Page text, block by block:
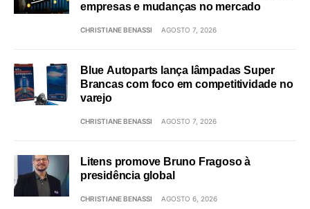
empresas e mudanças no mercado
CHRISTIANE BENASSI AGOSTO 7, 2026
Blue Autoparts lança lâmpadas Super
Brancas com foco em competitividade no
varejo
CHRISTIANE BENASSI AGOSTO 7, 2026
Litens promove Bruno Fragoso à
presidência global
CHRISTIANE BENASSI AGOSTO 6, 2026